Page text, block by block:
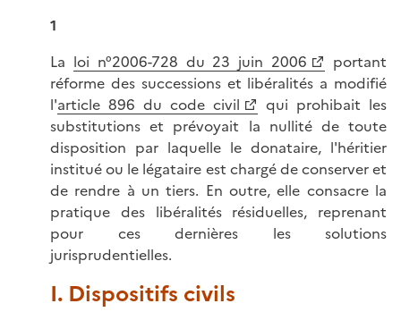
1
La loi n°2006-728 du 23 juin 2006
portant
réforme des successions et libéralités a modifié
l'article 896 du code civil
qui prohibait les
substitutions et prévoyait la nullité de toute
disposition par laquelle le donataire, l'héritier
institué ou le légataire est chargé de conserver et
de rendre à un tiers. En outre, elle consacre la
pratique des libéralités résiduelles, reprenant
pour ces dernières les solutions
jurisprudentielles.
I. Dispositifs civils